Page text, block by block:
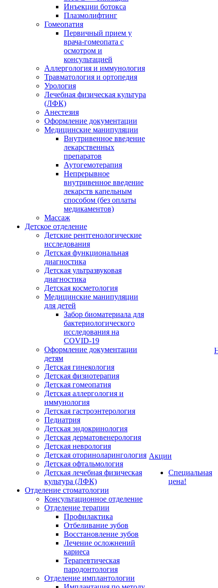
Инъекции ботокса
Плазмолифтинг
Гомеопатия
Первичный прием у
врача-гомеопата с
осмотром и
консультацией
Аллергология и иммунология
Травматология и ортопедия
Урология
Лечебная физическая культура
(ЛФК)
Анестезия
Оформление документации
Медицинские манипуляции
Внутривенное введение
лекарственных
препаратов
Аутогемотерапия
Непрерывное
внутривенное введение
лекарств капельным
способом (без оплаты
медикаментов)
Массаж
Детское отделение
Детские рентгенологические
исследования
Детская функциональная
диагностика
Детская ультразвуковая
диагностика
Детская косметология
Медицинские манипуляции
для детей
Забор биоматериала для
бактериологического
исследования на
COVID-19
Оформление документации
детям
Детская гинекология
Детская физиотерапия
Детская гомеопатия
Детская аллергология и
иммунология
Детская гастроэнтерология
Педиатрия
Детская эндокринология
Детская дерматовенерология
Детская неврология
Детская оториноларингология
Детская офтальмология
Детская лечебная физическая
культура (ЛФК)
Отделение стоматологии
Консультационное отделение
Отделение терапии
Профилактика
Отбеливание зубов
Восстановление зубов
Лечение осложнений
кариеса
Терапевтическая
пародонтология
Отделение имплантологии
Акции
Специальная
цена!